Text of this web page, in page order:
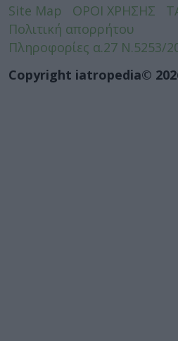
Site Map ΟΡΟΙ ΧΡΗΣΗΣ
Πολιτική απορρήτου
Πληροφορίες α.27 Ν.5253/
Copyright iatropedia©